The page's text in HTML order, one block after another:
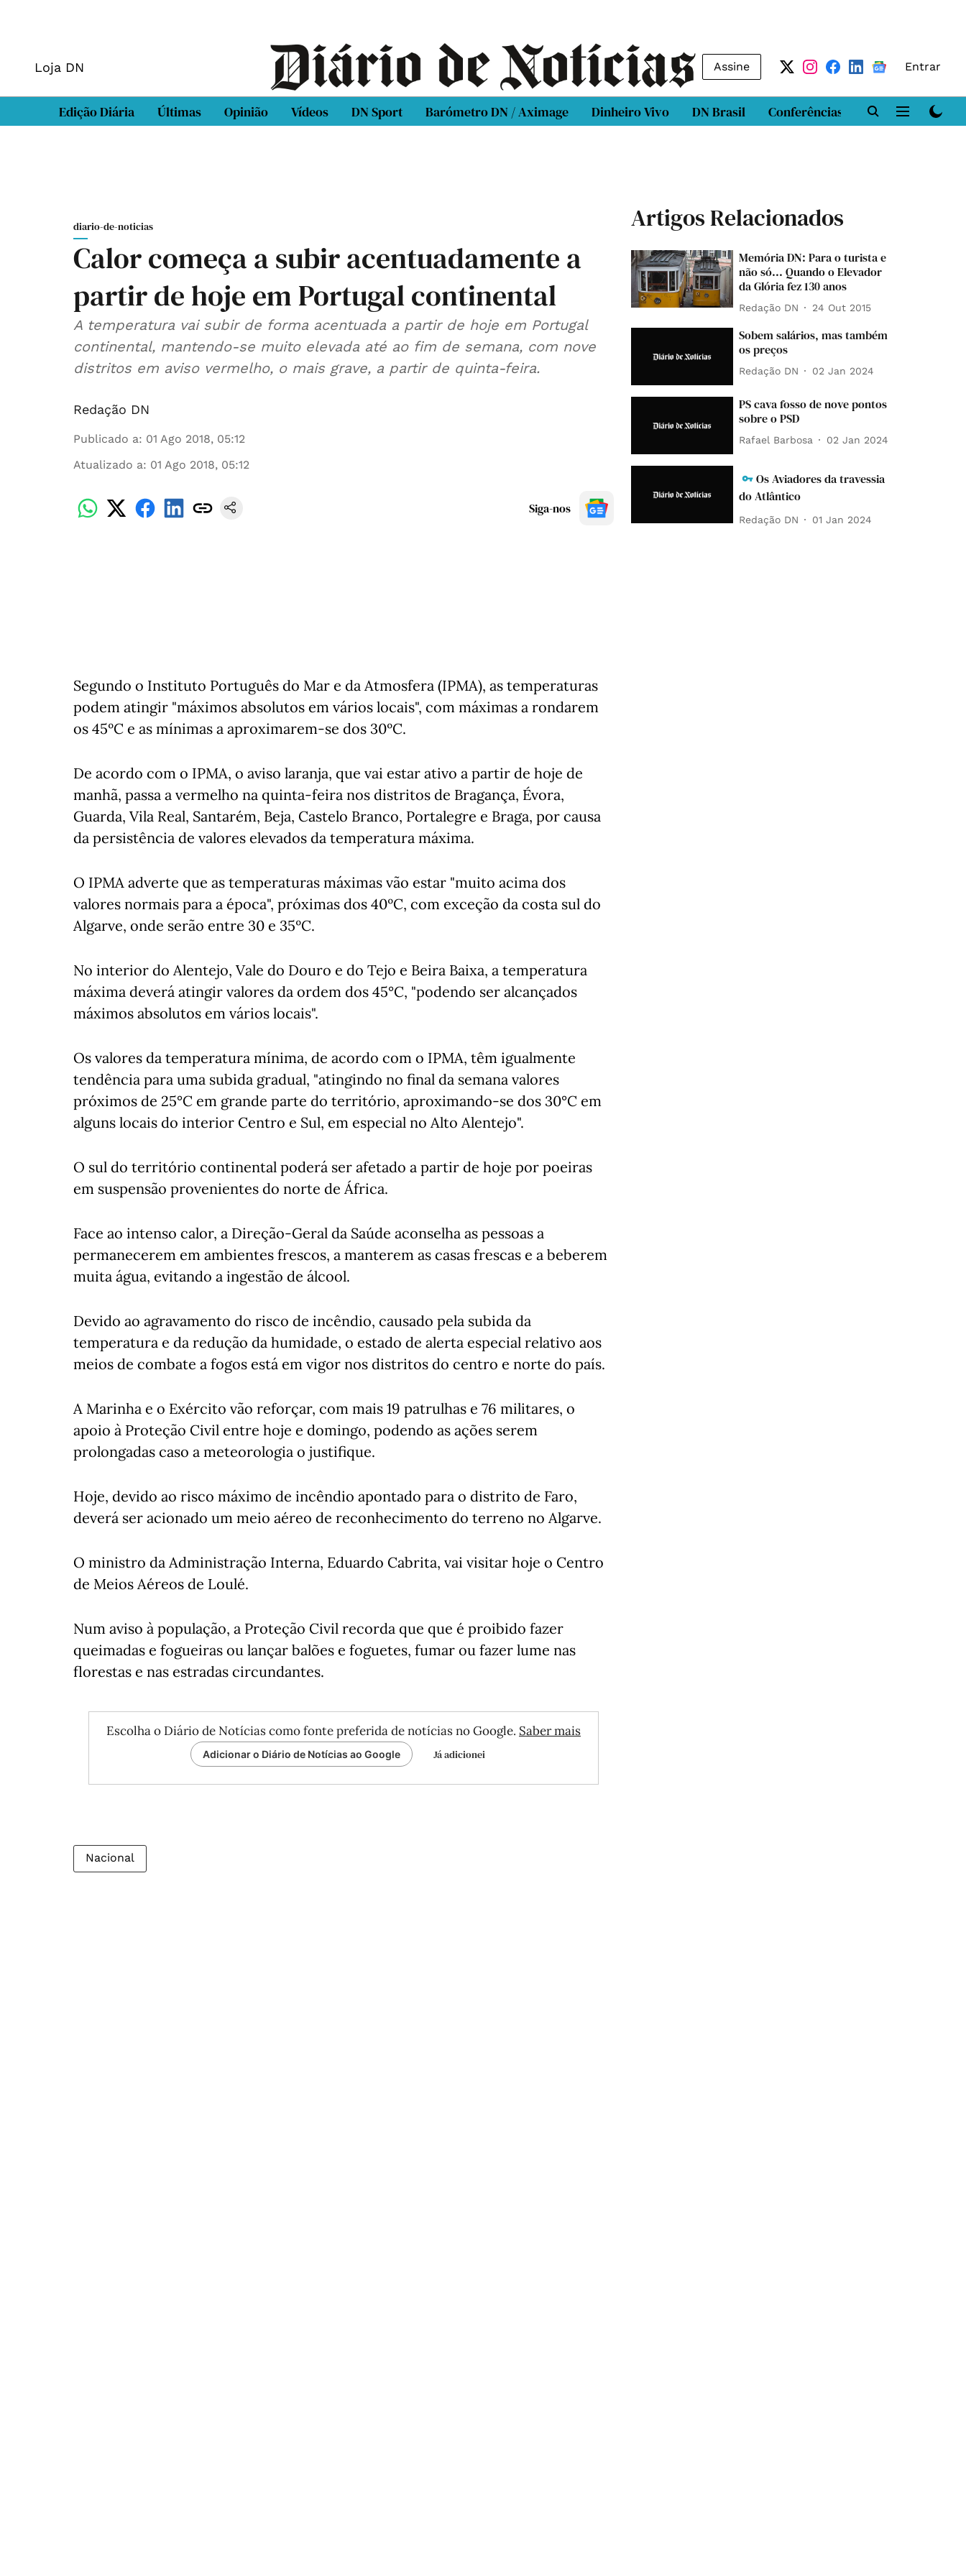
Loja DN Assine Entrar
Edição Diária Últimas Opinião Vídeos DN Sport Barómetro DN / Aximage Dinheiro Vivo DN Brasil Conferências DN LAB
diario-de-noticias
Calor começa a subir acentuadamente a
partir de hoje em Portugal continental
A temperatura vai subir de forma acentuada a partir de hoje em Portugal
continental, mantendo-se muito elevada até ao fim de semana, com nove
distritos em aviso vermelho, o mais grave, a partir de quinta-feira.
Redação DN
Publicado a: 01 Ago 2018, 05:12
Atualizado a: 01 Ago 2018, 05:12
Siga-nos
Segundo o Instituto Português do Mar e da Atmosfera (IPMA), as temperaturas
podem atingir "máximos absolutos em vários locais", com máximas a rondarem
os 45ºC e as mínimas a aproximarem-se dos 30ºC.
De acordo com o IPMA, o aviso laranja, que vai estar ativo a partir de hoje de
manhã, passa a vermelho na quinta-feira nos distritos de Bragança, Évora,
Guarda, Vila Real, Santarém, Beja, Castelo Branco, Portalegre e Braga, por causa
da persistência de valores elevados da temperatura máxima.
O IPMA adverte que as temperaturas máximas vão estar "muito acima dos
valores normais para a época", próximas dos 40ºC, com exceção da costa sul do
Algarve, onde serão entre 30 e 35ºC.
No interior do Alentejo, Vale do Douro e do Tejo e Beira Baixa, a temperatura
máxima deverá atingir valores da ordem dos 45°C, "podendo ser alcançados
máximos absolutos em vários locais".
Os valores da temperatura mínima, de acordo com o IPMA, têm igualmente
tendência para uma subida gradual, "atingindo no final da semana valores
próximos de 25°C em grande parte do território, aproximando-se dos 30°C em
alguns locais do interior Centro e Sul, em especial no Alto Alentejo".
O sul do território continental poderá ser afetado a partir de hoje por poeiras
em suspensão provenientes do norte de África.
Face ao intenso calor, a Direção-Geral da Saúde aconselha as pessoas a
permanecerem em ambientes frescos, a manterem as casas frescas e a beberem
muita água, evitando a ingestão de álcool.
Devido ao agravamento do risco de incêndio, causado pela subida da
temperatura e da redução da humidade, o estado de alerta especial relativo aos
meios de combate a fogos está em vigor nos distritos do centro e norte do país.
A Marinha e o Exército vão reforçar, com mais 19 patrulhas e 76 militares, o
apoio à Proteção Civil entre hoje e domingo, podendo as ações serem
prolongadas caso a meteorologia o justifique.
Hoje, devido ao risco máximo de incêndio apontado para o distrito de Faro,
deverá ser acionado um meio aéreo de reconhecimento do terreno no Algarve.
O ministro da Administração Interna, Eduardo Cabrita, vai visitar hoje o Centro
de Meios Aéreos de Loulé.
Num aviso à população, a Proteção Civil recorda que que é proibido fazer
queimadas e fogueiras ou lançar balões e foguetes, fumar ou fazer lume nas
florestas e nas estradas circundantes.
Escolha o Diário de Notícias como fonte preferida de notícias no Google. Saber mais
Adicionar o Diário de Notícias ao Google Já adicionei
Nacional
Artigos Relacionados
Memória DN: Para o turista e
não só... Quando o Elevador
da Glória fez 130 anos
Redação DN 24 Out 2015
Sobem salários, mas também
os preços
Redação DN 02 Jan 2024
PS cava fosso de nove pontos
sobre o PSD
Rafael Barbosa 02 Jan 2024
Os Aviadores da travessia
do Atlântico
Redação DN 01 Jan 2024